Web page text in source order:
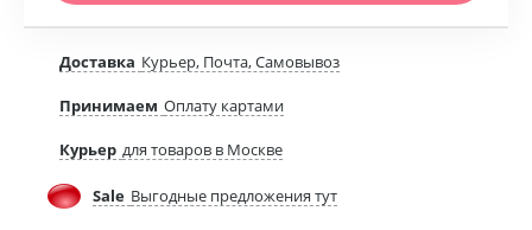
Доставка Курьер, Почта, Самовывоз
Принимаем Оплату картами
Курьер для товаров в Москве
Sale Выгодные предложения тут